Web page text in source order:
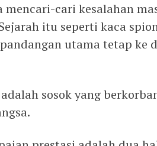
mencari-cari kesalahan
itu seperti kaca
utama tetap ke
sosok yang